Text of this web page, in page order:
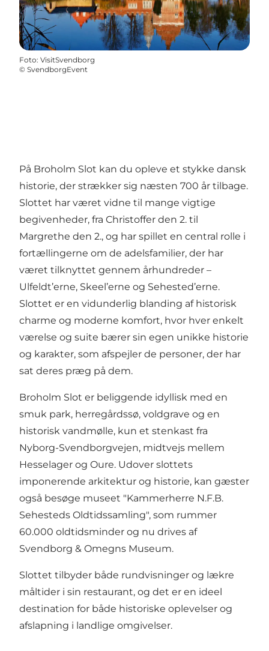
Foto: VisitSvendborg
© SvendborgEvent
På Broholm Slot kan du opleve et stykke dansk
historie, der strækker sig næsten 700 år tilbage.
Slottet har været vidne til mange vigtige
begivenheder, fra Christoffer den 2. til
Margrethe den 2., og har spillet en central rolle i
fortællingerne om de adelsfamilier, der har
været tilknyttet gennem århundreder –
Ulfeldt’erne, Skeel’erne og Sehested’erne.
Slottet er en vidunderlig blanding af historisk
charme og moderne komfort, hvor hver enkelt
værelse og suite bærer sin egen unikke historie
og karakter, som afspejler de personer, der har
sat deres præg på dem.
Broholm Slot er beliggende idyllisk med en
smuk park, herregårdssø, voldgrave og en
historisk vandmølle, kun et stenkast fra
Nyborg-Svendborgvejen, midtvejs mellem
Hesselager og Oure. Udover slottets
imponerende arkitektur og historie, kan gæster
også besøge museet "Kammerherre N.F.B.
Sehesteds Oldtidssamling", som rummer
60.000 oldtidsminder og nu drives af
Svendborg & Omegns Museum.
Slottet tilbyder både rundvisninger og lækre
måltider i sin restaurant, og det er en ideel
destination for både historiske oplevelser og
afslapning i landlige omgivelser.